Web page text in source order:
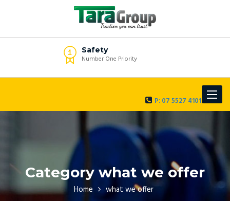
Safety
Number One Priority
Toggle
P: 07 5527 4101
Category what we offer
Home what we offer